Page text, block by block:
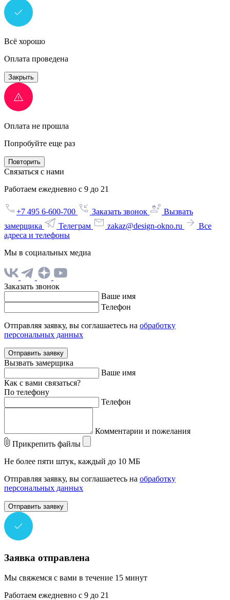
Всё хорошо
Оплата проведена
Закрыть
Оплата не прошла
Попробуйте еще раз
Повторить
Связаться с нами
Работаем ежедневно с 9 до 21
+7 495 6-600-700 Заказать звонок
Вызвать
замерщика
Телеграм zakaz@design-okno.ru
Все
адреса и телефоны
Мы в социальных медиа
Заказать звонок
Ваше имя
Телефон
Отправляя заявку, вы соглашаетесь на обработку
персональных данных
Отправить заявку
Вызвать замерщика
Ваше имя
Как с вами связаться?
По телефону
Телефон
Комментарии и пожелания
Прикрепить файлы
Не более пяти штук, каждый до 10 МБ
Отправляя заявку, вы соглашаетесь на обработку
персональных данных
Отправить заявку
Заявка отправлена
Мы свяжемся с вами в течение 15 минут
Работаем ежедневно с 9 до 21